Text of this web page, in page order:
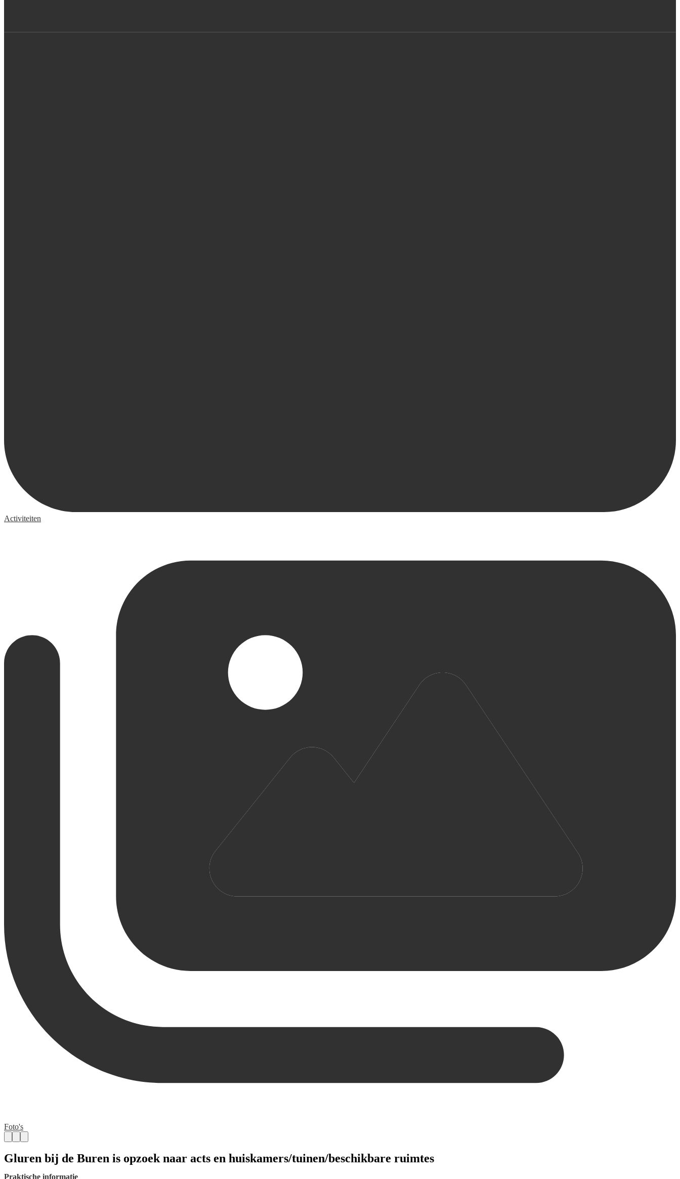
Activiteiten
Foto's
Gluren bij de Buren is opzoek naar acts en huiskamers/tuinen/beschikbare ruimtes
Praktische informatie